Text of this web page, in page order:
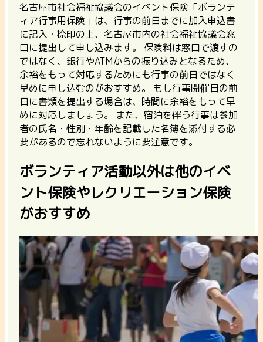
名古屋市社会福祉協議会のイベント保険「ボランテ
ィア行事用保険」は、行事の前日までに加入申込書
に記入・捺印の上、名古屋市内の社会福祉協議会窓
口に提出して申し込みます。 保険料は窓口で渡すの
ではなく、銀行やATMからの振り込みとなるため、
余裕をもって対応するためにも行事の前日ではなく
早めに申し込むのがおすすめ。
もし行事開催日の前
日に書類を提出する場合は、時間に余裕をもって早
めに対応しましょう。 また、 宿泊を伴う行事は参加
者の氏名・性別・年齢を記載した名簿を添付する必
要があるので忘れないように要注意です。
ボランティア活動以外は他のイベ
ント保険やレクリエーション保険
がおすすめ